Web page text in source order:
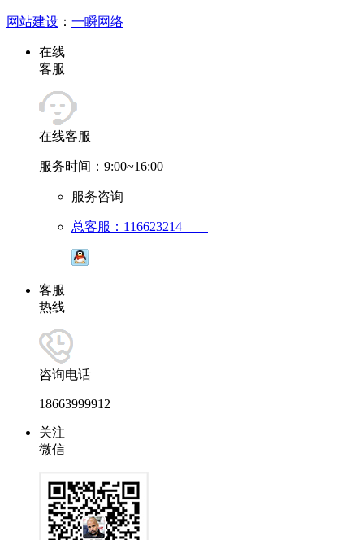
网站建设 ： 一瞬网络
在线
客服
在线客服
服务时间：9:00~16:00
服务咨询
总客服：116623214
客服
热线
咨询电话
18663999912
关注
微信